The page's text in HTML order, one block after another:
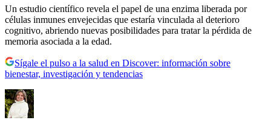
Un estudio científico revela el papel de una enzima liberada por
células inmunes envejecidas que estaría vinculada al deterioro
cognitivo, abriendo nuevas posibilidades para tratar la pérdida de
memoria asociada a la edad.
Sígale el pulso a la salud en Discover: información sobre
bienestar, investigación y tendencias